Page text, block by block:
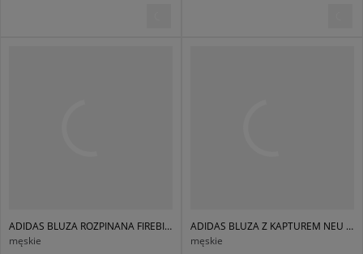
ADIDAS BLUZA ROZPINANA FIREBIRD TT
męskie
ADIDAS BLUZA Z KAPTUREM NEU C HD
męskie